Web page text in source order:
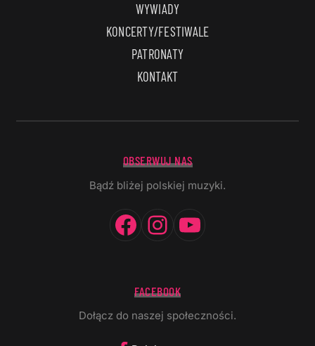
WYWIADY
KONCERTY/FESTIWALE
PATRONATY
KONTAKT
OBSERWUJ NAS
Bądź bliżej polskiej muzyki.
Facebook
Instagram
FACEBOOK
Dołącz do naszej społeczności.